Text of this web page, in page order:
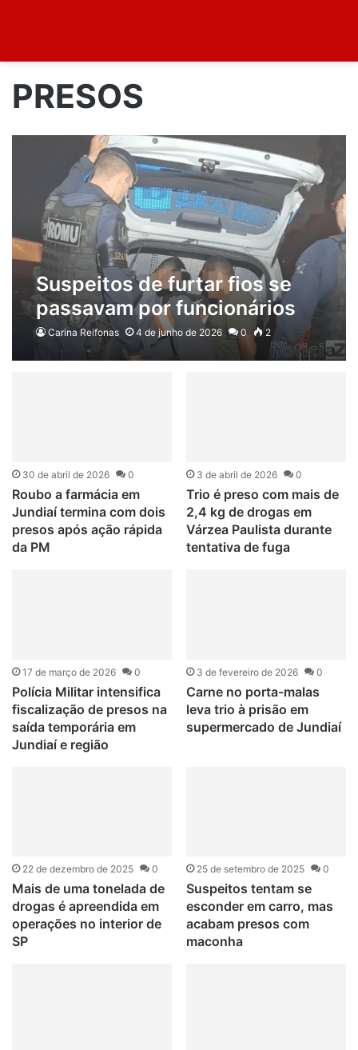
PRESOS
Suspeitos de furtar fios se
passavam por funcionários
de operadora e são presos na
Anhanguera
Carina Reifonas 4 de junho de 2026 0 2
30 de abril de 2026 0
Roubo a farmácia em
Jundiaí termina com dois
presos após ação rápida
da PM
3 de abril de 2026 0
Trio é preso com mais de
2,4 kg de drogas em
Várzea Paulista durante
tentativa de fuga
17 de março de 2026 0
Polícia Militar intensifica
fiscalização de presos na
saída temporária em
Jundiaí e região
3 de fevereiro de 2026 0
Carne no porta-malas
leva trio à prisão em
supermercado de Jundiaí
22 de dezembro de 2025 0
Mais de uma tonelada de
drogas é apreendida em
operações no interior de
SP
25 de setembro de 2025 0
Suspeitos tentam se
esconder em carro, mas
acabam presos com
maconha